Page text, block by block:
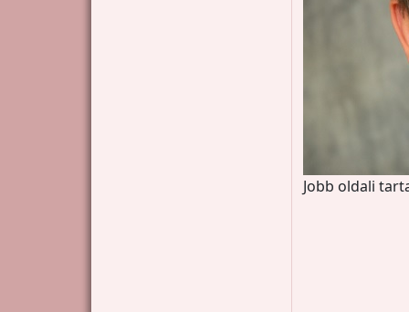
Jobb oldali